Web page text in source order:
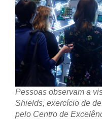
Pessoas observam a
Shields, exercício de
pelo Centro de